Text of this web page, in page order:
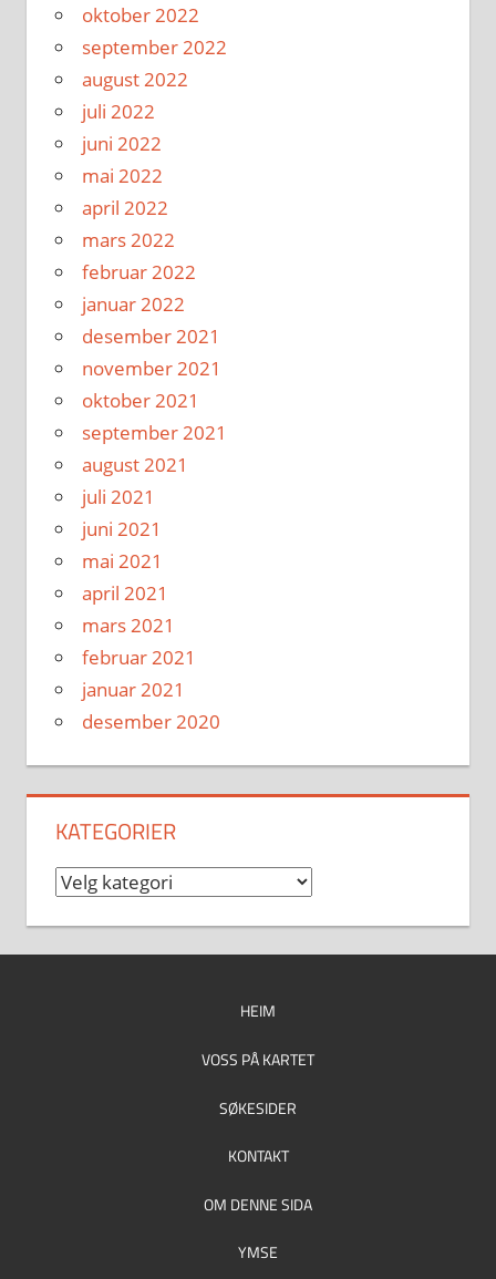
oktober 2022
september 2022
august 2022
juli 2022
juni 2022
mai 2022
april 2022
mars 2022
februar 2022
januar 2022
desember 2021
november 2021
oktober 2021
september 2021
august 2021
juli 2021
juni 2021
mai 2021
april 2021
mars 2021
februar 2021
januar 2021
desember 2020
KATEGORIER
Kategorier
HEIM
VOSS PÅ KARTET
SØKESIDER
KONTAKT
OM DENNE SIDA
YMSE